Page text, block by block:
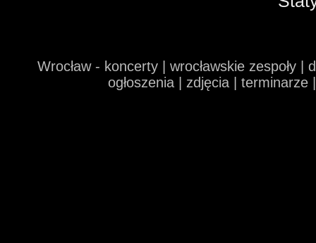
Wrocław - koncerty | wrocławskie zespoły
ogłoszenia | zdjęcia |